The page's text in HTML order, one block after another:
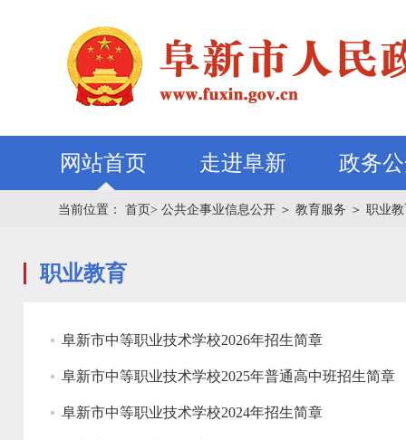
网站首页 走进阜新 政务
当前位置： 首页> 公共企事业信息公开 ＞ 教育服务 ＞ 职业
职业教育
阜新市中等职业技术学校2026年招生简章
阜新市中等职业技术学校2025年普通高中班招生简章
阜新市中等职业技术学校2024年招生简章